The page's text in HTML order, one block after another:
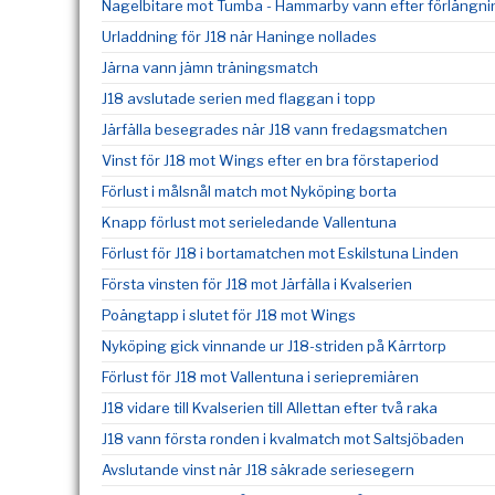
Nagelbitare mot Tumba - Hammarby vann efter
Urladdning för J18 när Haninge nollades
Järna vann jämn träningsmatch
J18 avslutade serien med flaggan i topp
Järfälla besegrades när J18 vann fredagsmatchen
Vinst för J18 mot Wings efter en bra förstaperiod
Förlust i målsnål match mot Nyköping borta
Knapp förlust mot serieledande Vallentuna
Förlust för J18 i bortamatchen mot Eskilstuna Linden
Första vinsten för J18 mot Järfälla i Kvalserien
Poängtapp i slutet för J18 mot Wings
Nyköping gick vinnande ur J18-striden på Kärrtorp
Förlust för J18 mot Vallentuna i seriepremiären
J18 vidare till Kvalserien till Allettan efter två raka
J18 vann första ronden i kvalmatch mot Saltsjöbaden
Avslutande vinst när J18 säkrade seriesegern